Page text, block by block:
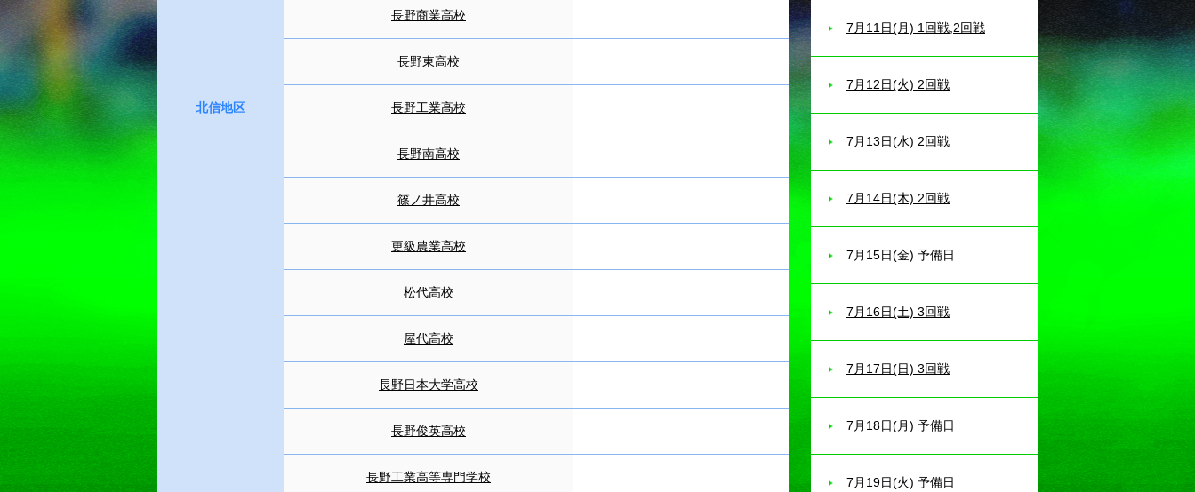
北信地区
長野商業高校
長野東高校
長野工業高校
長野南高校
篠ノ井高校
更級農業高校
松代高校
屋代高校
長野日本大学高校
長野俊英高校
長野工業高等専門学校
7月11日(月) 1回戦,2回戦
7月12日(火) 2回戦
7月13日(水) 2回戦
7月14日(木) 2回戦
7月15日(金) 予備日
7月16日(土) 3回戦
7月17日(日) 3回戦
7月18日(月) 予備日
7月19日(火) 予備日